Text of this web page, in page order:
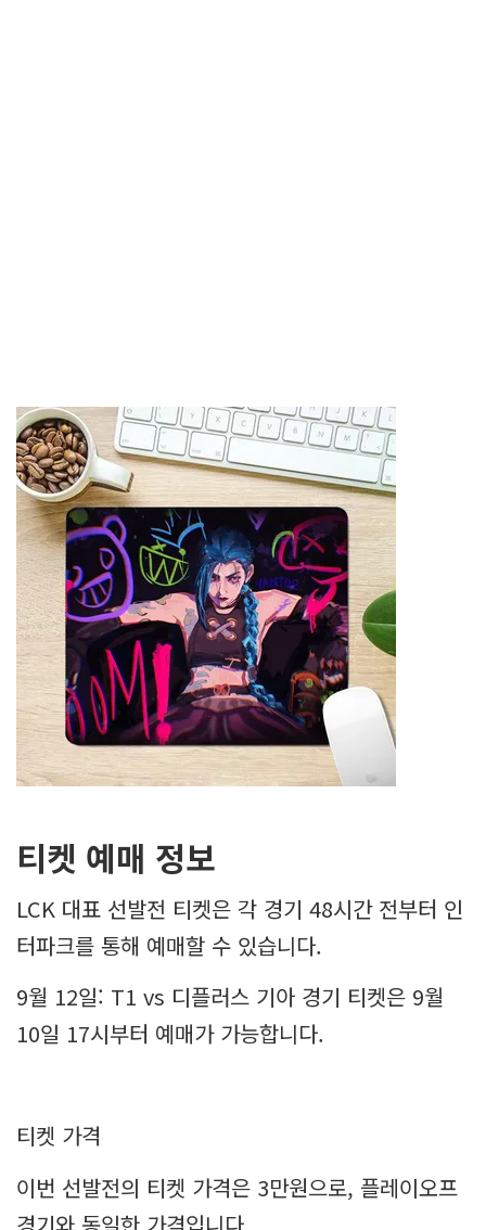
티켓 예매 정보
LCK 대표 선발전 티켓은 각 경기 48시간 전부터 인
터파크를 통해 예매할 수 있습니다.
9월 12일: T1 vs 디플러스 기아 경기 티켓은 9월
10일 17시부터 예매가 가능합니다.
티켓 가격
이번 선발전의 티켓 가격은 3만원으로, 플레이오프
경기와 동일한 가격입니다.